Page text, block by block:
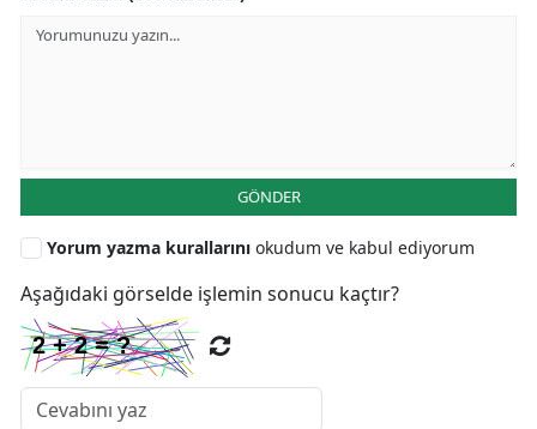
GÖNDER
Yorum yazma kurallarını okudum ve kabul ediyorum
Aşağıdaki görselde işlemin sonucu kaçtır?